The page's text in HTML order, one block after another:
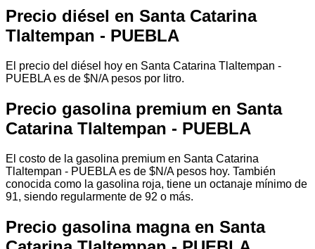
Precio diésel en Santa Catarina
Tlaltempan - PUEBLA
El precio del diésel hoy en Santa Catarina Tlaltempan -
PUEBLA es de $N/A pesos por litro.
Precio gasolina premium en Santa
Catarina Tlaltempan - PUEBLA
El costo de la gasolina premium en Santa Catarina
Tlaltempan - PUEBLA es de $N/A pesos hoy. También
conocida como la gasolina roja, tiene un octanaje mínimo de
91, siendo regularmente de 92 o más.
Precio gasolina magna en Santa